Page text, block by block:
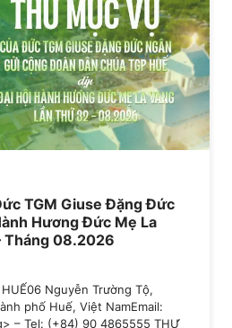
TGM Giuse Đặng Đức
Hương Đức Mẹ La
Tháng 08.2026
Nguyễn Trường Tộ,
phố Huế, Việt NamEmail:
– Tel: (+84) 90 4865555 THƯ